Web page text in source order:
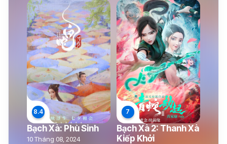
Bạch Xà: Phù Sinh
10 Tháng 08, 2024
Bạch Xà 2: Thanh Xà
Kiếp Khởi